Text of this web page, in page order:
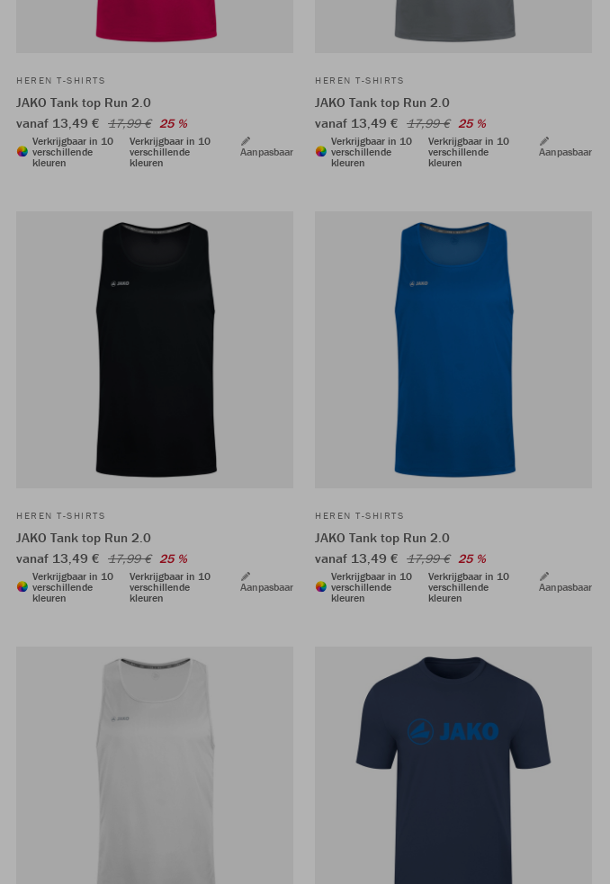
HEREN T-SHIRTS
JAKO Tank top Run 2.0
vanaf 13,49 € 17,99 € 25 %
Verkrijgbaar in 10
verschillende
kleuren
Verkrijgbaar in 10
verschillende
kleuren
Aanpasbaar
HEREN T-SHIRTS
JAKO Tank top Run 2.0
vanaf 13,49 € 17,99 € 25 %
Verkrijgbaar in 10
verschillende
kleuren
Verkrijgbaar in 10
verschillende
kleuren
Aanpasbaar
HEREN T-SHIRTS
JAKO Tank top Run 2.0
vanaf 13,49 € 17,99 € 25 %
Verkrijgbaar in 10
verschillende
kleuren
Verkrijgbaar in 10
verschillende
kleuren
Aanpasbaar
HEREN T-SHIRTS
JAKO Tank top Run 2.0
vanaf 13,49 € 17,99 € 25 %
Verkrijgbaar in 10
verschillende
kleuren
Verkrijgbaar in 10
verschillende
kleuren
Aanpasbaar